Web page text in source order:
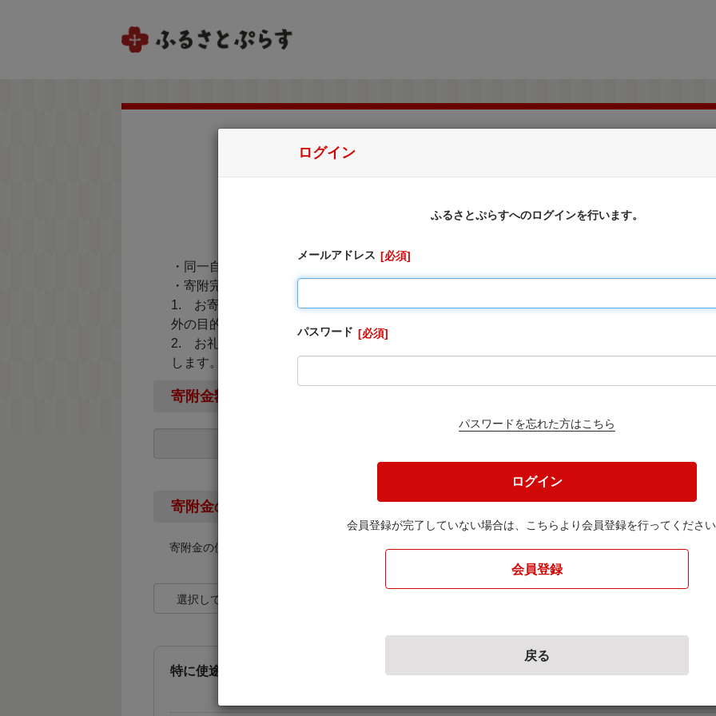
ふるさと納税のお申込み
・同一自治体内の方からの寄附に対しては、お礼の品をお送りすることはできませんのでご了
・寄附完了後のキャンセルは一切受け付けておりません。
1. お寄せ頂いた個人情報は、寄附申込先の自治体が寄附金の受付及び入金に係る確認・連絡
外の目的で使用するものではありません。
2. お礼の品の確認及び送付等を行うため「申込者情報」及び「寄附情報」等を本事業を連携
します。
寄附金額
寄附金の使い道
寄附金の使い道を下記より選択してください。
選択してください
特に使途を定めない
ログイン
ふるさとぷらすへのログインを行います。
メールアドレス 必須
パスワード 必須
パスワードを忘れた方はこちら
ログイン
会員登録が完了していない場合は、 こちらより会員登録を行ってくださ
会員登録
戻る